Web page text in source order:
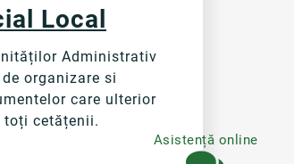
Local
Administrativ
organizare si
care ulterior
toți cetățenii.
Asistență online